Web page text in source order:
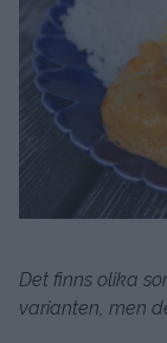
Det finns olika
varianten, men